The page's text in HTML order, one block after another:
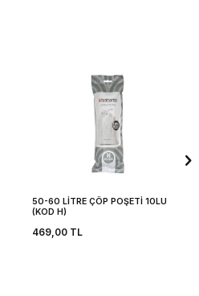
50-60 LİTRE ÇÖP POŞETİ 10LU
(KOD H)
469,00TL